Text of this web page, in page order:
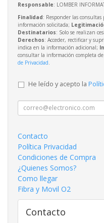
Responsable: LOMBER
Finalidad: Responder las
información solicitada;
Destinatarios: Solo se realizan
Derechos: Acceder, rectificar y
indica en la información adicional;
consultar la información completa
de Privacidad
He leído y acepto la
Contacto
Política Privacidad
Condiciones de Compra
¿Quienes Somos?
Como llegar
Fibra y Movil O2
Contacto